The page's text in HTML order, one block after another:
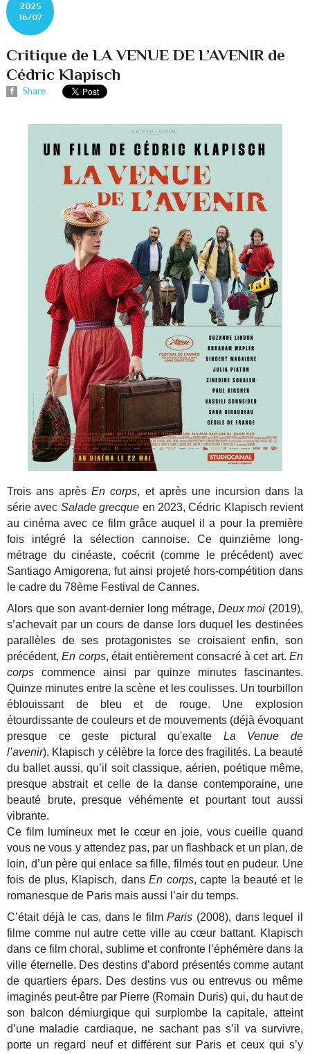
2025
16/07
Critique de LA VENUE DE L’AVENIR de
Cédric Klapisch
Share
Trois ans aprèsEn corps, et après une incursion dans la
série avec Salade grecque en 2023, Cédric Klapisch revient
au cinéma avec ce film grâce auquel il a pour la première
fois intégré la sélection cannoise. Ce quinzième long-
métrage du cinéaste, coécrit (comme le précédent) avec
Santiago Amigorena, fut ainsi projeté hors-compétition dans
le cadre du 78ème Festival de Cannes.
Alors que son avant-dernier long métrage, Deux moi (2019),
s’achevait par un cours de danse lors duquel les destinées
parallèles de ses protagonistes se croisaient enfin, son
précédent,En corps, était entièrement consacré à cet art. En
corps commence ainsi par quinze minutes fascinantes.
Quinze minutes entre la scène et les coulisses. Un tourbillon
éblouissant de bleu et de rouge. Une explosion
étourdissante de couleurs et de mouvements (déjà évoquant
presque ce geste pictural qu'exalte La Venue de
l’avenir). Klapisch y célèbre la force des fragilités. La beauté
du ballet aussi, qu’il soit classique, aérien, poétique même,
presque abstrait et celle de la danse contemporaine, une
beauté brute, presque véhémente et pourtant tout aussi
vibrante.
Ce film lumineux met le cœur en joie, vous cueille quand
vous ne vous y attendez pas, par un flashback et un plan, de
loin, d’un père qui enlace sa fille, filmés tout en pudeur. Une
fois de plus, Klapisch, dansEn corps, capte la beauté et le
romanesque de Paris mais aussi l’air du temps.
C’était déjà le cas, dans le filmParis (2008), dans lequel il
filme comme nul autre cette ville au cœur battant. Klapisch
dans ce film choral, sublime et confronte l’éphémère dans la
ville éternelle. Des destins d’abord présentés comme autant
de quartiers épars. Des destins vus ou entrevus ou même
imaginés peut-être par Pierre (Romain Duris) qui, du haut de
son balcon démiurgique qui surplombe la capitale, atteint
d’une maladie cardiaque, ne sachant pas s’il va survivre,
porte un regard neuf et différent sur Paris et ceux qui s’y